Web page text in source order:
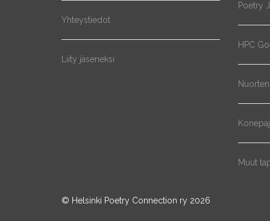
Yhteystiedot
Liity jäseneksi
Poetry
HPC
Muut
© Helsinki Poetry Connection ry 2026